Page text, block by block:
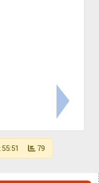
English 自主學習獲獎
下一筆：
79